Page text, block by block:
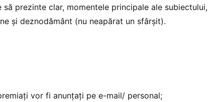
prezinte clar, momentele principale ale subiectului,
și deznodământ (nu neapărat un sfârșit).
vor fi anunțați pe e-mail/ personal;